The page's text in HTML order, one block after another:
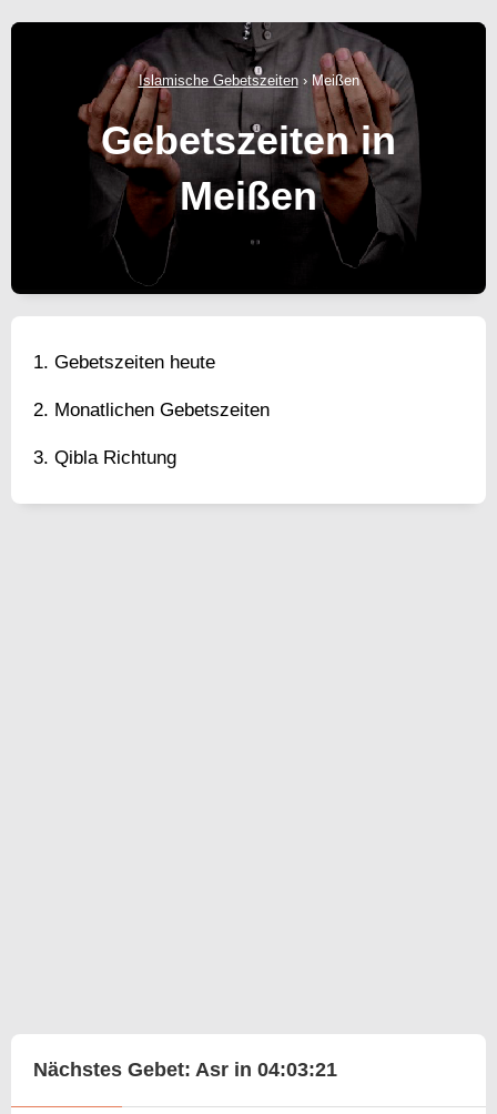
Islamische Gebetszeiten› Meißen
Gebetszeiten in
Meißen
Gebetszeiten heute
Monatlichen Gebetszeiten
Qibla Richtung
Nächstes Gebet: Asr in 04:03:20